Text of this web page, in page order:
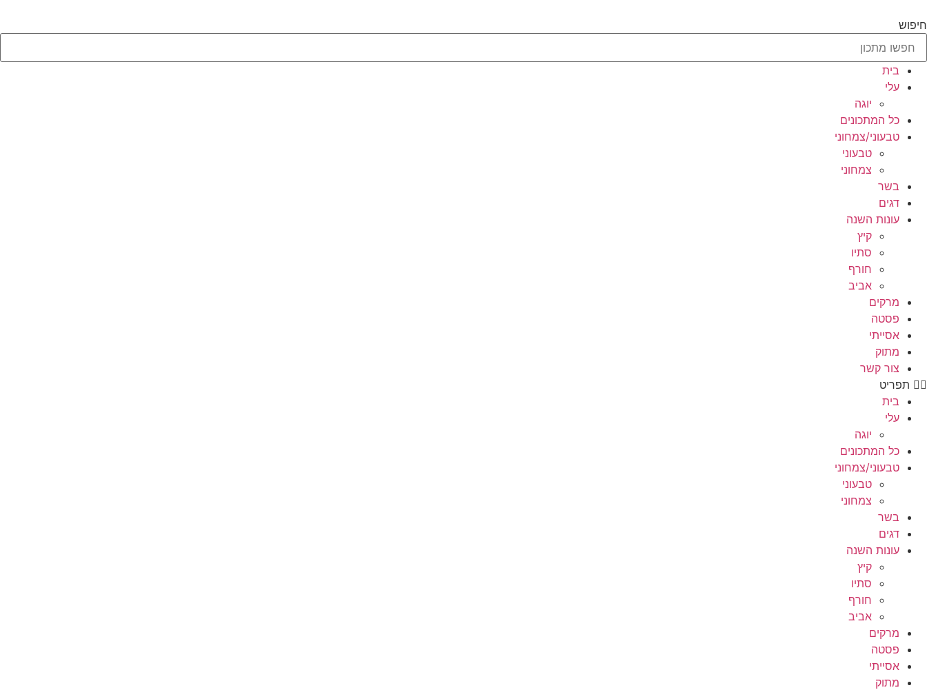
לתוכן
חיפוש
בית
עלי
יוגה
כל המתכונים
טבעוני/צמחוני
טבעוני
צמחוני
בשר
דגים
עונות השנה
קיץ
סתיו
חורף
אביב
מרקים
פסטה
אסייתי
מתוק
צור קשר
תפריט
בית
עלי
יוגה
כל המתכונים
טבעוני/צמחוני
טבעוני
צמחוני
בשר
דגים
עונות השנה
קיץ
סתיו
חורף
אביב
מרקים
פסטה
אסייתי
מתוק